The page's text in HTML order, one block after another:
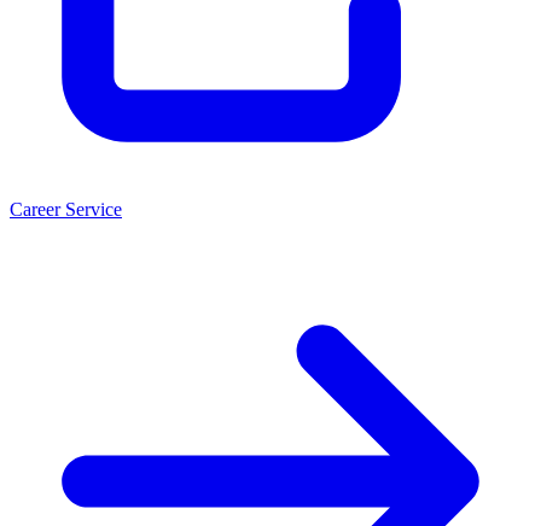
Career Service